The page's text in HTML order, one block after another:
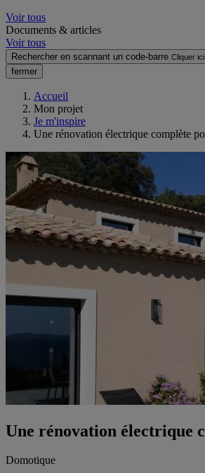
Voir tous
Documents & articles
Voir tous
Rechercher en scannant un code-barre Cliquer ici
fermer
Accueil
Mon projet
Je m'inspire
Une rénovation électrique complète
Une rénovation électrique
Domotique